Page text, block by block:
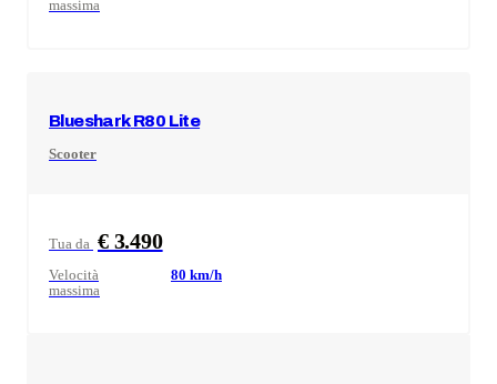
massima
Blueshark R80 Lite
Scooter
Tua da € 3.490
Velocità
massima
80 km/h